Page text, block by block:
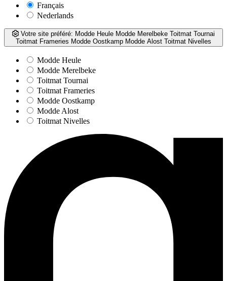
Français
Nederlands
Votre site préféré: Modde Heule Modde Merelbeke Toitmat Tournai
Toitmat Frameries Modde Oostkamp Modde Alost Toitmat Nivelles
Modde Heule
Modde Merelbeke
Toitmat Tournai
Toitmat Frameries
Modde Oostkamp
Modde Alost
Toitmat Nivelles